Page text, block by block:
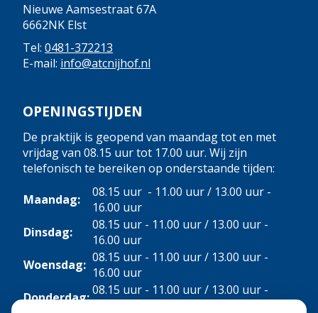
Nieuwe Aamsestraat 67A
6662NK Elst
Tel: 0481-372213
E-mail: info@atcnijhof.nl
OPENINGSTIJDEN
De praktijk is geopend van maandag tot en met
vrijdag van 08.15 uur tot 17.00 uur. Wij zijn
telefonisch te bereiken op onderstaande tijden:
Maandag:
08.15 uur - 11.00 uur / 13.00 uur -
16.00 uur
Dinsdag:
08.15 uur - 11.00 uur / 13.00 uur -
16.00 uur
Woensdag: 08.15 uur - 11.00 uur / 13.00 uur -
16.00 uur
Donderdag:08.15 uur - 11.00 uur / 13.00 uur -